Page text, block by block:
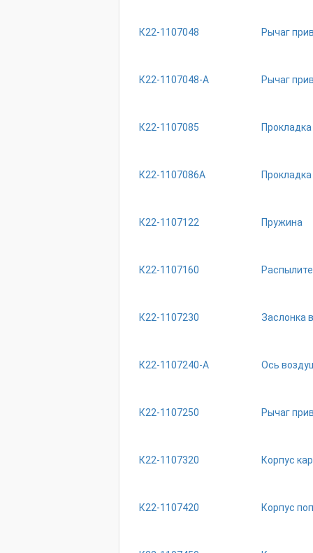
К22-1107048 Рычаг
К22-1107048-А Рычаг
К22-1107085
К22-1107086А Прокладка
К22-1107122 Пружина
К22-1107160
К22-1107230 Заслонка
К22-1107240-А Ось
К22-1107250 Рычаг
К22-1107320 Корпус
К22-1107420 Корпус